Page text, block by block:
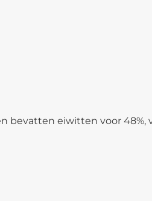
bevatten eiwitten voor 48%,